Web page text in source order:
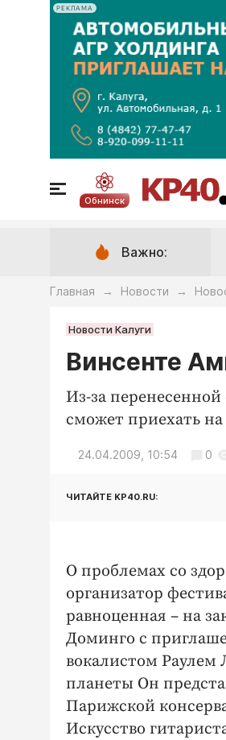
РЕКЛАМА
Обнинск
Важно:
Главная → Новости →
Новости Калуги
Винсенте
Из-за
сможет приехать
24.04.2009, 10:54 0
ЧИТАЙТЕ KP40.RU:
О проблемах со
организатор
равноценная – на
Доминго с
вокалистом Раулем
планеты Он
Парижской
Искусство